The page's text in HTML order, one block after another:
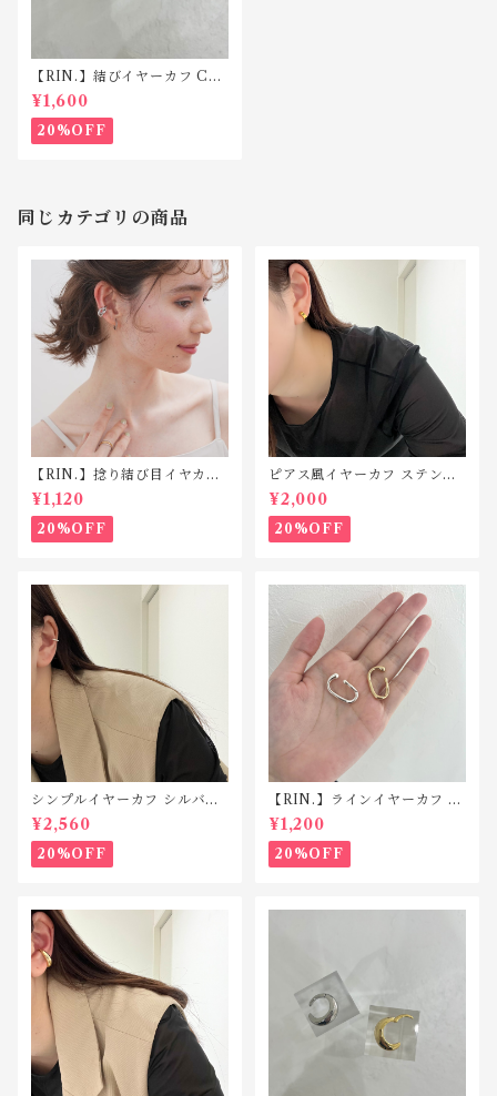
【RIN.】結びイヤーカフ C02
3
¥1,600
20%OFF
同じカテゴリの商品
【RIN.】捻り結び目イヤカ
フ C048
¥1,120
20%OFF
ピアス風イヤーカフ ステンレ
ス SP212
¥2,000
20%OFF
シンプルイヤーカフ シルバー
925 C047
¥2,560
20%OFF
【RIN.】ラインイヤーカフ C
045
¥1,200
20%OFF